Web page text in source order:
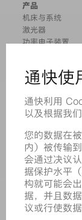
产品
机床与系统
激光器
功率电子装置
软件
应用
行业
职业发展
招聘职位
企业简介
董事会
业务报告
企业宗旨
合规